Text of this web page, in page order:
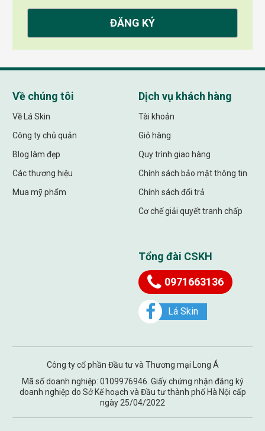
Về chúng tôi
Về Lá Skin
Công ty chủ quản
Blog làm đẹp
Các thương hiệu
Mua mỹ phẩm
Dịch vụ khách hàng
Tài khoản
Giỏ hàng
Quy trình giao hàng
Chính sách bảo mật thông tin
Chính sách đổi trả
Cơ chế giải quyết tranh chấp
Tổng đài CSKH
0971663136
Lá Skin
Công ty cổ phần Đầu tư và Thương mại Long Á
Mã số doanh nghiệp: 0109976946. Giấy chứng nhận đăng ký
doanh nghiệp do Sở Kế hoạch và Đầu tư thành phố Hà Nội cấp
ngày 25/04/2022